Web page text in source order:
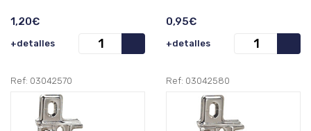
1,20€
+detalles
0,95€
+detalles
Ref: 03042570 Ref: 03042580